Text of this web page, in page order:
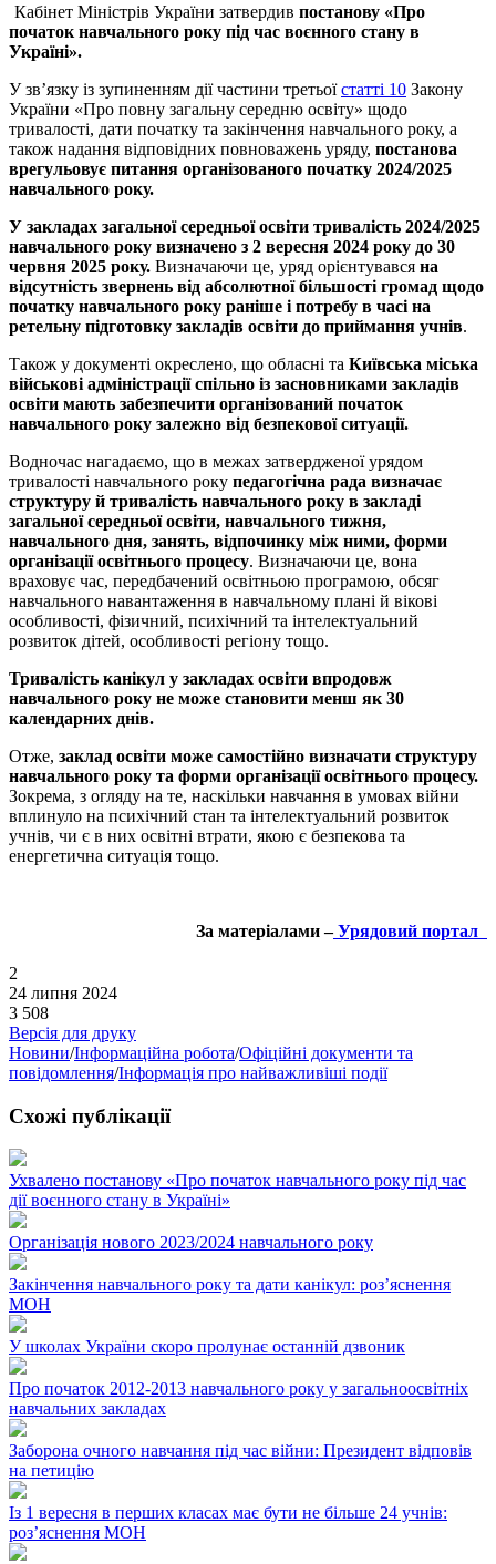
Кабінет Міністрів України затвердив постанову «Про
початок навчального року під час воєнного стану в
Україні».
У зв’язку із зупиненням дії частини третьоїстатті 10 Закону
України «Про повну загальну середню освіту» щодо
тривалості, дати початку та закінчення навчального року, а
також надання відповідних повноважень уряду, постанова
врегульовує питання організованого початку 2024/2025
навчального року.
У закладах загальної середньої освіти тривалість 2024/2025
навчального року визначено з 2 вересня 2024 року до 30
червня 2025 року. Визначаючи це, уряд орієнтувався на
відсутність звернень від абсолютної більшості громад щодо
початку навчального року раніше і потребу в часі на
ретельну підготовку закладів освіти до приймання учнів.
Також у документі окреслено, що обласні та Київська міська
військові адміністрації спільно із засновниками закладів
освіти мають забезпечити організований початок
навчального року залежно від безпекової ситуації.
Водночас нагадаємо, що в межах затвердженої урядом
тривалості навчального року педагогічна рада визначає
структуру й тривалість навчального року в закладі
загальної середньої освіти, навчального тижня,
навчального дня, занять, відпочинку між ними, форми
організації освітнього процесу. Визначаючи це, вона
враховує час, передбачений освітньою програмою, обсяг
навчального навантаження в навчальному плані й вікові
особливості, фізичний, психічний та інтелектуальний
розвиток дітей, особливості регіону тощо.
Тривалість канікул у закладах освіти впродовж
навчального року не може становити менш як 30
календарних днів.
Отже, заклад освіти може самостійно визначати структуру
навчального року та форми організації освітнього процесу.
Зокрема, з огляду на те, наскільки навчання в умовах війни
вплинуло на психічний стан та інтелектуальний розвиток
учнів, чи є в них освітні втрати, якою є безпекова та
енергетична ситуація тощо.
За матеріалами –Урядовий портал
2
24 липня 2024
3 508
Версія для друку
Новини/Інформаційна робота/Офіційні документи та
повідомлення/Інформація про найважливіші події
Схожі публікації
Ухвалено постанову «Про початок навчального року під час
дії воєнного стану в Україні»
Організація нового 2023/2024 навчального року
Закінчення навчального року та дати канікул: розʼяснення
МОН
У школах України скоро пролунає останній дзвоник
Про початок 2012-2013 навчального року у загальноосвітніх
навчальних закладах
Заборона очного навчання під час війни: Президент відповів
на петицію
Із 1 вересня в перших класах має бути не більше 24 учнів:
розʼяснення МОН